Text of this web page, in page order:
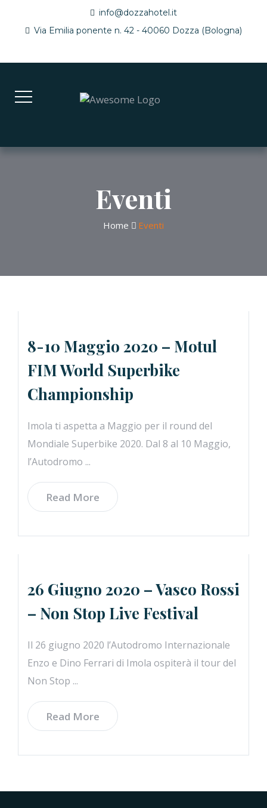
info@dozzahotel.it
Via Emilia ponente n. 42 - 40060 Dozza (Bologna)
Eventi
Home Eventi
8-10 Maggio 2020 – Motul
FIM World Superbike
Championship
Imola ti aspetta a Maggio per il round del
Mondiale Superbike 2020. Dal 8 al 10 Maggio,
l’Autodromo ...
Read More
26 Giugno 2020 – Vasco Rossi
– Non Stop Live Festival
Il 26 giugno 2020 l’Autodromo Internazionale
Enzo e Dino Ferrari di Imola ospiterà il tour del
Non Stop ...
Read More